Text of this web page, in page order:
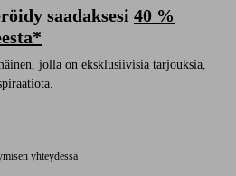
saadaksesi 40 %
jolla on eksklusiivisia tarjouksia,
yhteydessä